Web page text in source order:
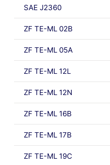
SAE J2360
ZF TE-ML 02B
ZF TE-ML 05A
ZF TE-ML 12L
ZF TE-ML 12N
ZF TE-ML 16B
ZF TE-ML 17B
ZF TE-ML 19C